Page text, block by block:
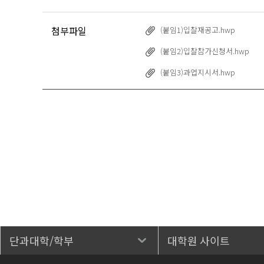
첨부파일
(붙임1)입찰재공고.hwp
(붙임2)입찰참가신청서.hwp
(붙임3)과업지시서.hwp
단과대학/학부 대학원 사이트